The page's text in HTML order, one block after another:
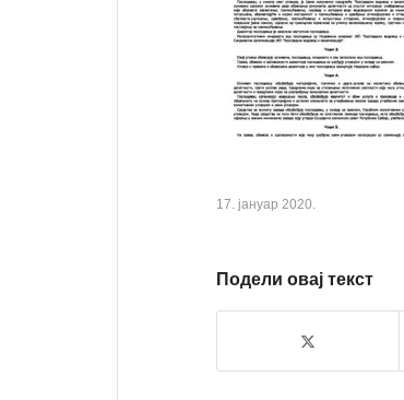
17. јануар 2020.
Подели овај текст